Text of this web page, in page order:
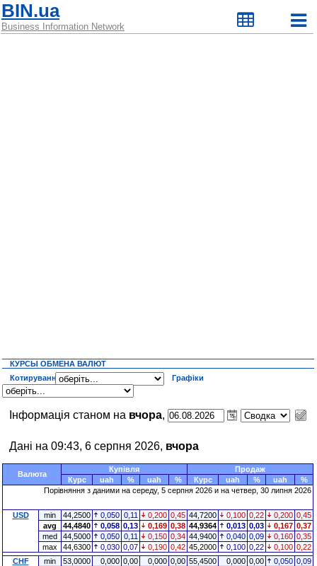
BIN.ua
Business Information Network
КУРСЫ ОБМЕНА ВАЛЮТ
Котирування
Графіки
Інформація станом на вчора,
Дані на 09:43, 6 серпня 2026, вчора
Валюта
Купівля
Продаж
Курс
uah % uah % Курс uah % uah
%
Порівняння з даними на середу, 5 серпня 2026 и на четвер, 30 липня 2026
USD min 44,2500 0,050 0,11 0,200 0,45 44,7200 0,100 0,22 0,200 0,45
avg
44,4840 0,058 0,13 0,169 0,38 44,9364 0,013 0,03 0,167 0,37
med
44,5000 0,050 0,11 0,150 0,34 44,9400 0,040 0,09 0,160 0,35
max
44,6300 0,030 0,07 0,190 0,42 45,2000 0,100 0,22 0,100 0,22
CHF
min 53,0000 0,000 0,00 0,000 0,00 55,4500 0,000 0,00 0,050 0,09